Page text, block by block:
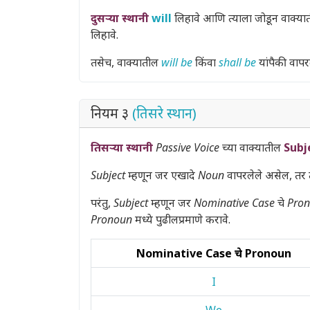
दुसऱ्या स्थानीwill लिहावे आणि त्याला जोडून
लिहावे.
तसेच, वाक्यातील will beकिंवाshall beयांपैकी
नियम ३ (तिसरे स्थान)
तिसऱ्या स्थानीPassive Voiceच्या वाक्यातील
Subjectम्हणून जर एखादेNounवापरलेले असेल, तर
परंतु, Subjectम्हणून जरNominative Caseचे
Pronounमध्ये पुढीलप्रमाणे करावे.
Nominative Case चे Pronoun
I